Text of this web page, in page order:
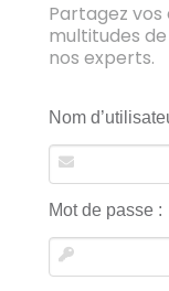
Partagez vos
multitudes
nos experts.
Nom
Mot de passe :